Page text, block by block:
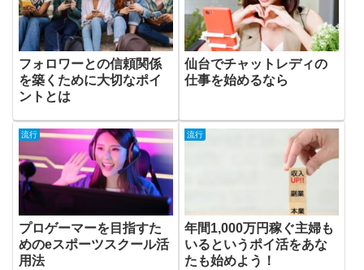
フォロワーとの信頼関係
を築くために大切なポイ
ントとは
仙台でチャットレディの
仕事を始めるなら
流行
プロゲーマーを目指すた
めのeスポーツスクール活
用法
流行
年間1,000万円稼ぐ主婦も
いるというポイ活をあな
たも始めよう！